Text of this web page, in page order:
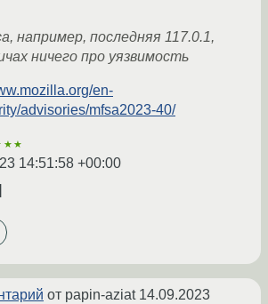
например, последняя 117.0.1,
ничего про уязвимость
en-
advisories/mfsa2023-40/
14:51:58 +00:00
от papin-aziat 14.09.2023